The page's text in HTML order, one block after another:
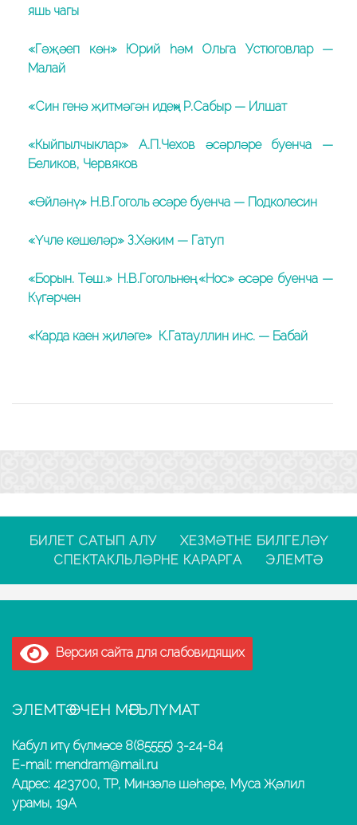
яшь чагы
«Гәҗәеп көн» Юрий һәм Ольга Устюговлар —
Малай
«Син генә җитмәгән идең» Р.Сабыр — Илшат
«Кыйпылчыклар» А.П.Чехов әсәрләре буенча —
Беликов, Червяков
«Өйләнү» Н.В.Гоголь әсәре буенча — Подколесин
«Үчле кешеләр» З.Хәким — Гатуп
«Борын. Төш.» Н.В.Гогольнең «Нос» әсәре буенча —
Күгәрчен
«Карда каен җиләге» К.Гатауллин инс. — Бабай
БИЛЕТ САТЫП АЛУ
ХЕЗМӘТНЕ БИЛГЕЛӘҮ
СПЕКТАКЛЬЛӘРНЕ КАРАРГА
ЭЛЕМТӘ
Версия сайта для слабовидящих
ЭЛЕМТӘ ӨЧЕН МӘГЪЛҮМАТ
Кабул итү бүлмәсе 8(85555) 3-24-84
E-mail: mendram@mail.ru
Адрес: 423700, ТР, Минзәлә шәһәре, Муса Җәлил
урамы, 19А